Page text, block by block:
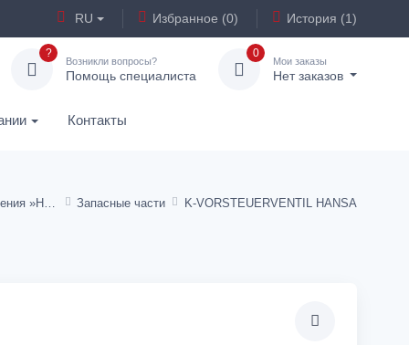
RU Избранное (0) История (1)
?
Возникли вопросы?
Помощь специалиста
0
Мои заказы
Нет заказов
Контакты
Сервисные подразделения »HANSA« Запасные части K-VORSTEUERVENTIL HANSA